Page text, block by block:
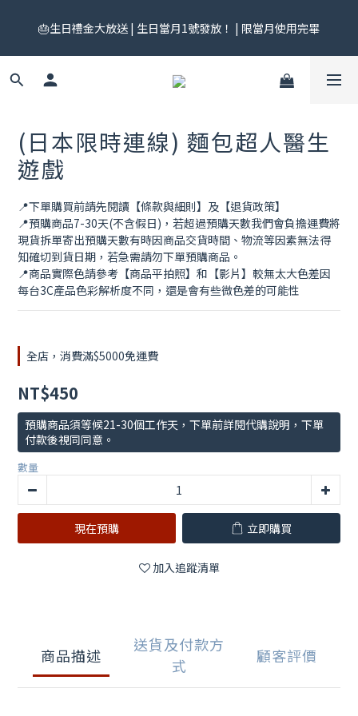
領券中心領，碼碼不同快去領！
🎂生日禮金大放送 | 生日當月1號發放！ | 限當月使用完畢
🎟️ 免運券來了！每月 25 號準時開搶｜$299／$999 各一張｜官網
(日本限時連線) 麵包超人醫生
遊戲
📍下單購買前請先閱讀【條款與細則】及【退貨政策】
📍預購商品7-30天(不含假日)，若超過預購天數我們會負擔運費將
現貨拆單寄出預購天數有時因商品交貨時間、物流等因素無法得
知確切到貨日期，若急需請勿下單預購商品。
📍商品實際色請參考【商品平拍照】和【影片】較無太大色差因
每台3C產品色彩解析度不同，還是會有些微色差的可能性
全店，消費滿$5000免運費
NT$450
預購商品須等候21-30個工作天，下單前詳閱代購說明，下單
付款後視同同意。
數量
現在預購 立即購買
加入追蹤清單
商品描述
送貨及付款方
式
顧客評價